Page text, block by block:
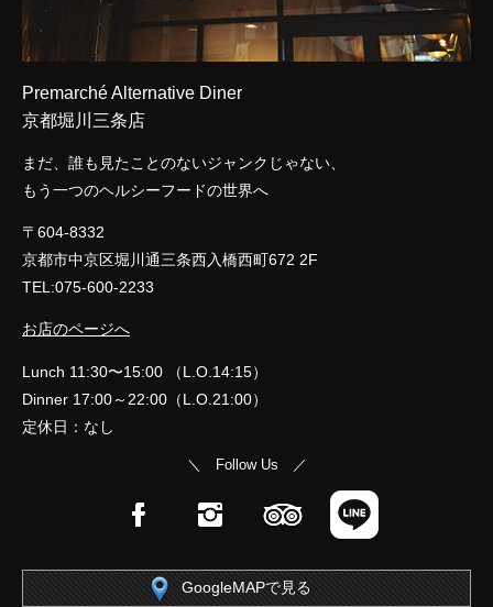
Premarché Alternative Diner
京都堀川三条店
まだ、誰も見たことのないジャンクじゃない、
もう一つのヘルシーフードの世界へ
〒604-8332
京都市中京区堀川通三条西入橋西町672 2F
TEL:075-600-2233
お店のページへ
Lunch 11:30〜15:00 （L.O.14:15）
Dinner 17:00～22:00（L.O.21:00）
定休日：なし
＼ Follow Us ／
FacebookInstagramTripAdvisor
GoogleMAPで見る